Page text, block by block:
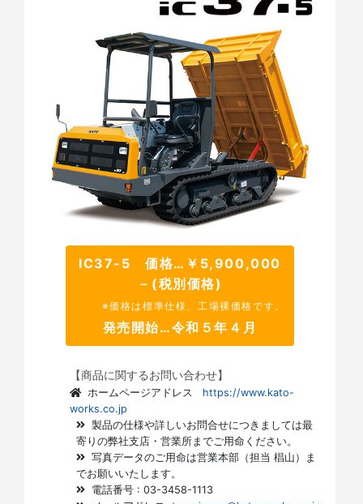
IC37-5 価格…￥5,900,000
－(税別価格)
※価格は標準仕様、工場裸価格です。
発売開始…令和５年４月
【商品に関するお問い合わせ】
ホームページアドレス
https://www.kato-
works.co.jp
製品の仕様や詳しいお問合せにつきましては最
寄りの弊社支店・営業所までご用命ください。
写真データのご用命は営業本部（担当 椙山）ま
でお願いいたします。
電話番号 : 03-3458-1113